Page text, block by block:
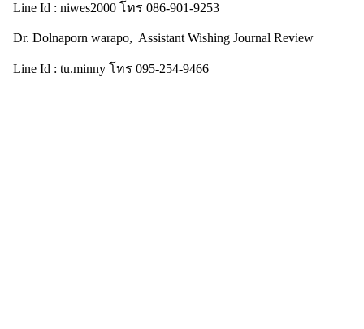
Line Id : niwes2000 โทร 086-901-9253
Dr. Dolnaporn warapo, Assistant Wishing Journal Review
Line Id : tu.minny โทร 095-254-9466